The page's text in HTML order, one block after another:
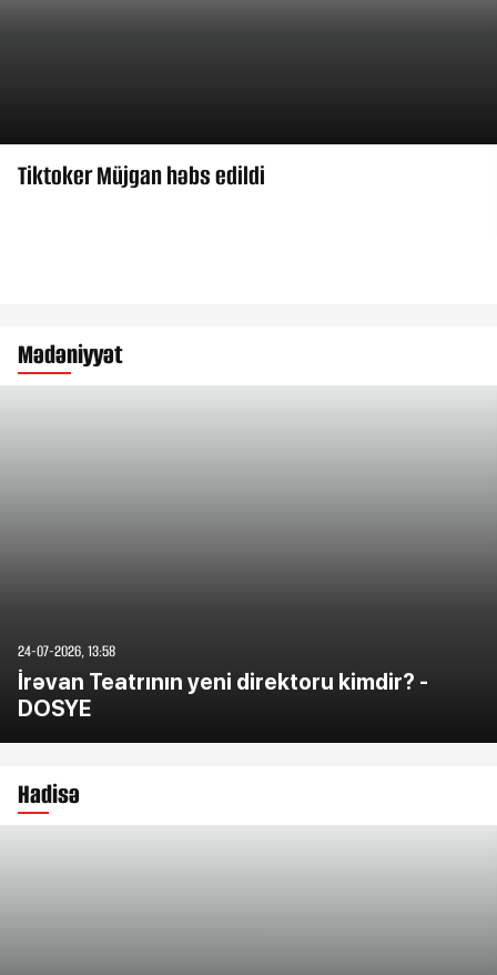
Tiktoker Müjgan həbs edildi
Mədəniyyət
24-07-2026, 13:58
İrəvan Teatrının yeni direktoru kimdir? -
DOSYE
Hadisə